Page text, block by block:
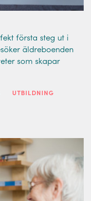
första steg ut i
äldreboenden
som skapar
UTBILDNING